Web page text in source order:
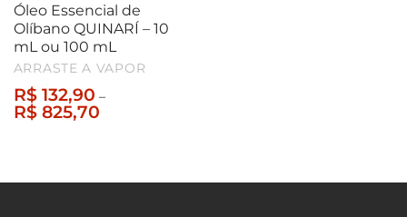
ARRASTE A VAPOR
Óleo Essencial de
Olíbano QUINARÍ – 10
mL ou 100 mL
R$132,90 –
R$825,70Faixa
de